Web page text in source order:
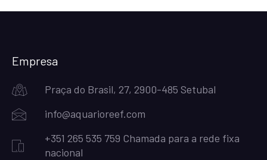
Empresa
Praça do Brasil, 27, 2900-485 Setubal
info@aquarioreef.com
+351 265 535 759 Chamada para a rede fixa
nacional